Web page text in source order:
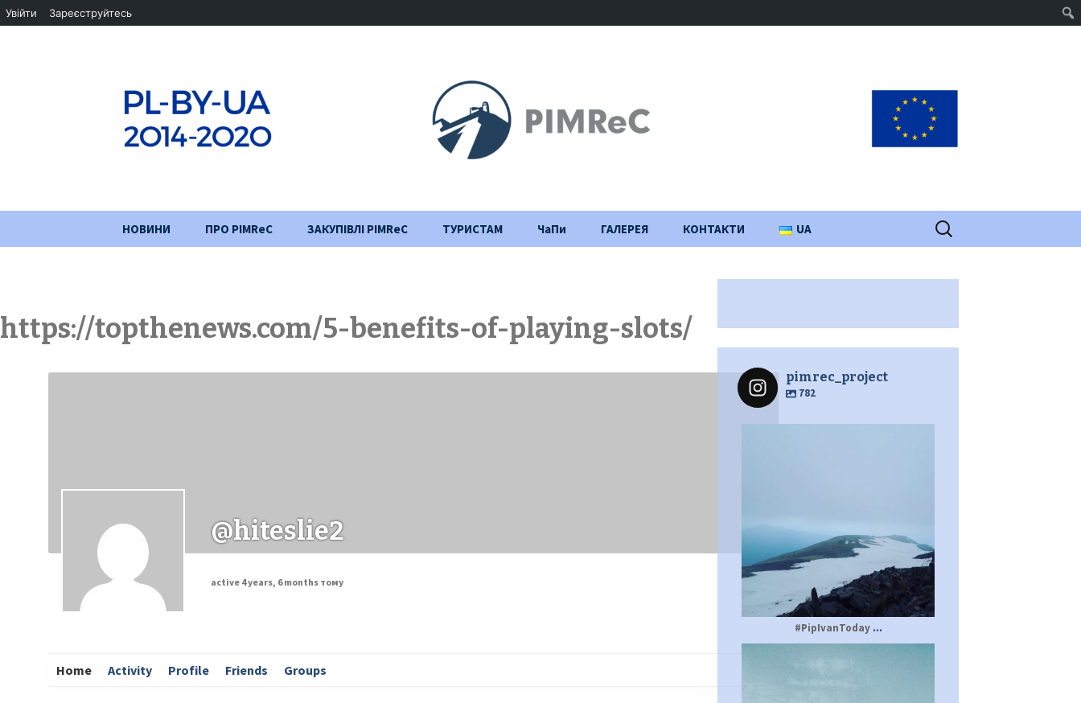
НОВИНИ ПРО PIMReC
Хід проекту
Заходи
ЗАКУПІВЛІ PIMReC ТУРИСТАМ ЧаПи ГАЛЕРЕЯ КОНТАКТИ UA Пошук:
https://topthenews.com/5-benefits-of-playing-slots/
@hiteslie2
active 4 years, 6 months тому
Home Activity Profile Friends Groups
pimrec_project
782
#PipIvanToday ...
Увійти Зареєструйтесь